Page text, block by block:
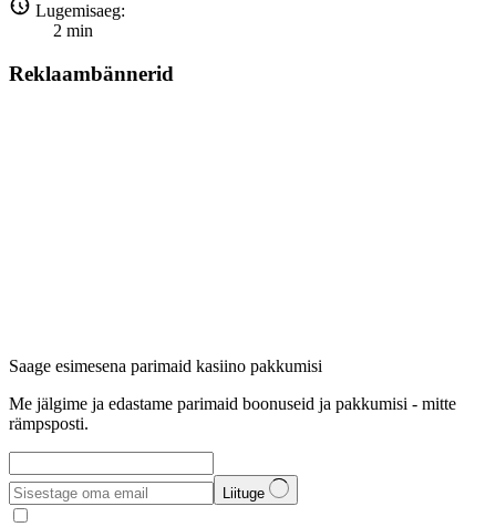
Lugemisaeg:
2 min
Reklaambännerid
Saage esimesena parimaid kasiino pakkumisi
Me jälgime ja edastame parimaid boonuseid ja pakkumisi - mitte
rämpsposti.
Liituge